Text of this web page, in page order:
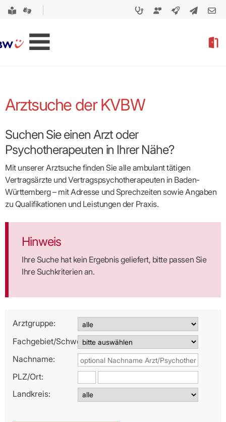
Arztsuche der KVBW
Suchen Sie einen Arzt oder
Psychotherapeuten in Ihrer Nähe?
Mit unserer Arztsuche finden Sie alle ambulant tätigen
Vertragsärzte und Vertragspsycho­therapeuten in Baden-
Württemberg – mit Adresse und Sprechzeiten sowie Angaben
zu Qualifikationen und Leistungen der Praxis.
Hinweis
Ihre Suche hat kein Ergebnis geliefert, bitte passen Sie
Ihre Suchkriterien an.
Arztgruppe:
Fachgebiet/Schwerpunkt:
Nachname:
PLZ/Ort:
Landkreis: